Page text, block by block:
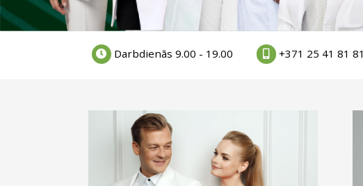
Darbdienās 9.00 - 19.00 +371 25 41 81 81